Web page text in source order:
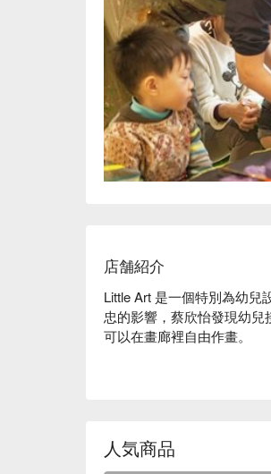
店舗紹介
Little Art 是一個特別為幼兒
忠的影響，蔡欣怡發現幼
可以在畫廊裡自由作畫。
養出真實純真的想像力與
於自己的藝術作品，還可
人気商品